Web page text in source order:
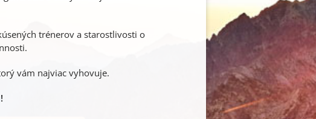
trénerov a starostlivosti o
vám najviac vyhovuje.
!